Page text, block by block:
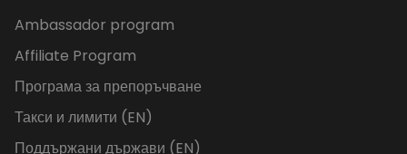
Ambassador program
Affiliate Program
Програма за препоръчване
Такси и лимити (EN)
Поддържани държави (EN)